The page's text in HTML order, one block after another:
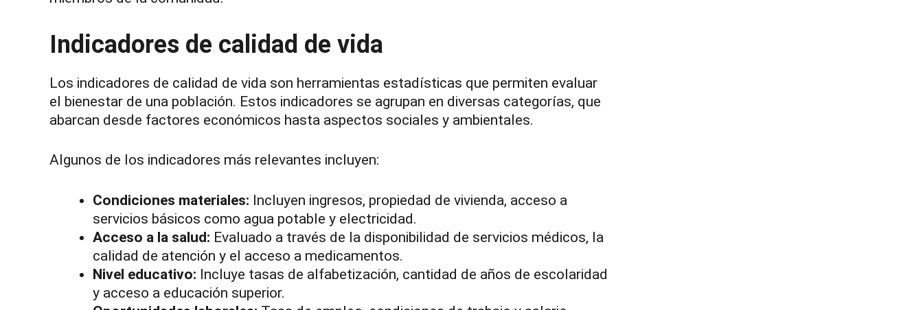
Indicadores de calidad de vida
Los indicadores de calidad de vida son herramientas estadísticas que permiten evaluar
el bienestar de una población. Estos indicadores se agrupan en diversas categorías, que
abarcan desde factores económicos hasta aspectos sociales y ambientales.
Algunos de los indicadores más relevantes incluyen:
Condiciones materiales: Incluyen ingresos, propiedad de vivienda, acceso a
servicios básicos como agua potable y electricidad.
Acceso a la salud: Evaluado a través de la disponibilidad de servicios médicos, la
calidad de atención y el acceso a medicamentos.
Nivel educativo: Incluye tasas de alfabetización, cantidad de años de escolaridad
y acceso a educación superior.